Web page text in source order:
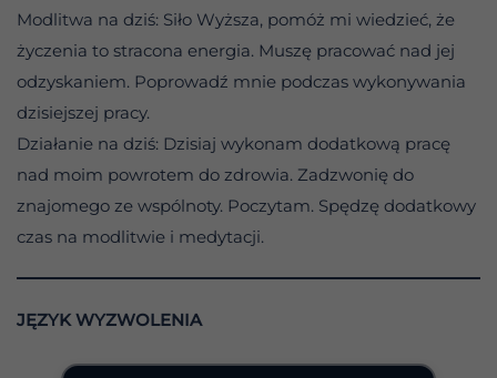
Modlitwa na dziś: Siło Wyższa, pomóż mi wiedzieć, że
życzenia to stracona energia. Muszę pracować nad jej
odzyskaniem. Poprowadź mnie podczas wykonywania
dzisiejszej pracy.
Działanie na dziś: Dzisiaj wykonam dodatkową pracę
nad moim powrotem do zdrowia. Zadzwonię do
znajomego ze wspólnoty. Poczytam. Spędzę dodatkowy
czas na modlitwie i medytacji.
JĘZYK WYZWOLENIA